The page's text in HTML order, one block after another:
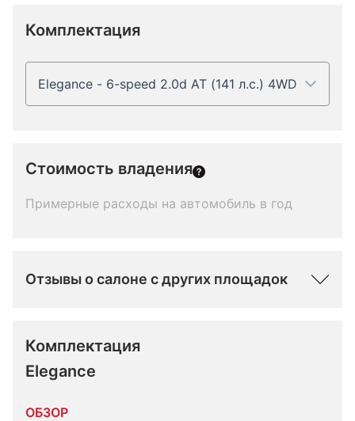
Комплектация
Elegance - 6-speed 2.0d AT (141 л.с.) 4WD
Стоимость владения
Примерные расходы на автомобиль в год
Отзывы о салоне с других площадок
Комплектация
Elegance
ОБЗОР